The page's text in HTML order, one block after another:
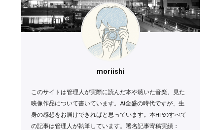
moriishi
このサイトは管理人が実際に読んだ本や聴いた音楽、見た
映像作品について書いています。AI全盛の時代ですが、生
身の感想をお届けできればと思っています。本HPのすべて
の記事は管理人が執筆しています。署名記事寄稿実績：